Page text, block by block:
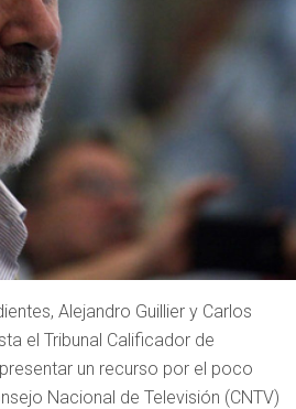
Alejandro Guillier y Carlos
el Tribunal Calificador de
un recurso por el poco
Nacional de Televisión (CNTV)